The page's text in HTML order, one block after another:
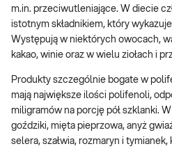
m.in. przeciwutleniające. W diecie
istotnym składnikiem, który
Występują w niektórych owocach,
kakao, winie oraz w wielu ziołach i
Produkty szczególnie bogate w
mają największe ilości polifenoli,
miligramów na porcję pół szklanki.
goździki, mięta pieprzowa, anyż
selera, szałwia, rozmaryn i